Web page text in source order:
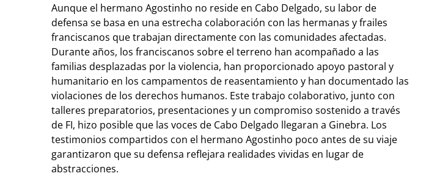
Aunque el hermano Agostinho no reside en Cabo Delgado, su labor de
defensa se basa en una estrecha colaboración con las hermanas y frailes
franciscanos que trabajan directamente con las comunidades afectadas.
Durante años, los franciscanos sobre el terreno han acompañado a las
familias desplazadas por la violencia, han proporcionado apoyo pastoral y
humanitario en los campamentos de reasentamiento y han documentado las
violaciones de los derechos humanos. Este trabajo colaborativo, junto con
talleres preparatorios, presentaciones y un compromiso sostenido a través
de FI, hizo posible que las voces de Cabo Delgado llegaran a Ginebra. Los
testimonios compartidos con el hermano Agostinho poco antes de su viaje
garantizaron que su defensa reflejara realidades vividas en lugar de
abstracciones.